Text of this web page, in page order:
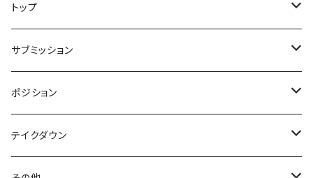
須藤拓真
稲葉洋人
中村剛士
ジエゴエンリケ
クラス
ドリル
スパーリング
クローズド
ベーシック
ラバー
ハーフ
ノーマル
ニーシールドハーフ
オープン
片襟片袖
デラヒーバ
シッティング
シッティング
トップ
ガード解除orガードブレイク
vs(各ガード名称)
パスガード
トレアドール
クロスグリップ
バックテイク
ベリンボロ
サブミッション
極め技
ヒールフック
フットロック
絞め技
三角絞め
ポジション
ポジション(エスケープ含む)
マウント
テイクダウン